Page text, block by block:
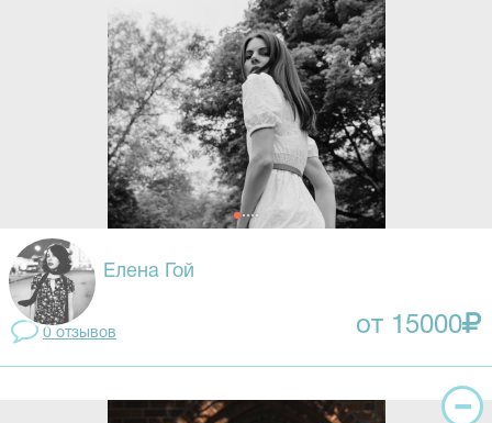
Елена Гой
0 отзывов от 15000